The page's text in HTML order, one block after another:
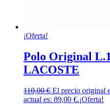
¡Oferta!
Polo Original
LACOSTE
110,00€ El precio original
actual es: 89,00 €.¡Oferta!